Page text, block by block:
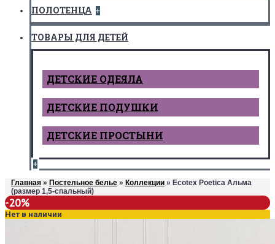
ПОЛОТЕНЦА +
ТОВАРЫ ДЛЯ ДЕТЕЙ
ДЕТCКИЕ ОДЕЯЛА
ДЕТСКИЕ ПОДУШКИ
ДЕТСКИЕ ПРОСТЫНИ
+
Главная » Постельное белье » Коллекции » Ecotex Poetica Альма
(размер 1,5-спальный)
-20%
Нет в наличии